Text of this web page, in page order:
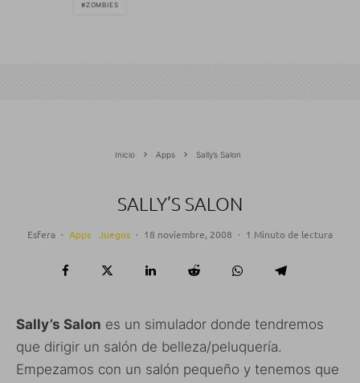
ZOMBIES
Inicio Apps Sally’s Salon
SALLY’S SALON
Esfera · Apps Juegos · 18 noviembre, 2008 · 1 Minuto de lectura
Sally’s Salon es un simulador donde tendremos
que dirigir un salón de belleza/peluquería.
Empezamos con un salón pequeño y tenemos que